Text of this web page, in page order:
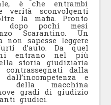
è che entrambi
verità sconvolgenti
la mafia. Pronto
dopo pochi mesi
Scarantino. Un
non sapesse leggere
d’auto. Da quel
entrano nel più
storia giudiziaria
dalla
e
della macchina
gradi di giudizio
giudici.